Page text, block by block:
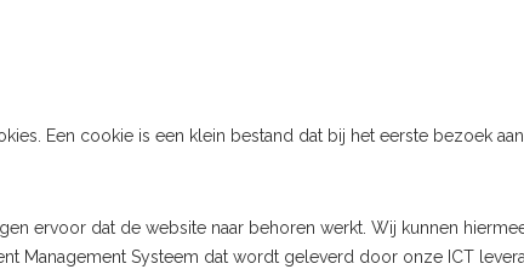
Een cookie is een klein bestand dat bij het eerste bezoek
ervoor dat de website naar behoren werkt. Wij kunnen
Management Systeem dat wordt geleverd door onze ICT